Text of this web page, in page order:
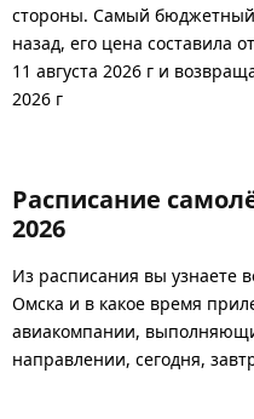
стороны. Самый бюджетный
назад, его цена составила
11 августа 2026 г и
2026 г
Расписание
2026
Из расписания вы узнаете
Омска и в какое время
авиакомпании,
направлении, сегодня,